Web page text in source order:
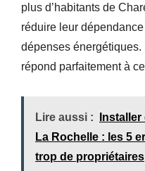
plus d’habitants de
réduire leur
dépenses énergétiques.
répond parfaitement à
Lire aussi :
La Rochelle : les 5
trop de propriétaires